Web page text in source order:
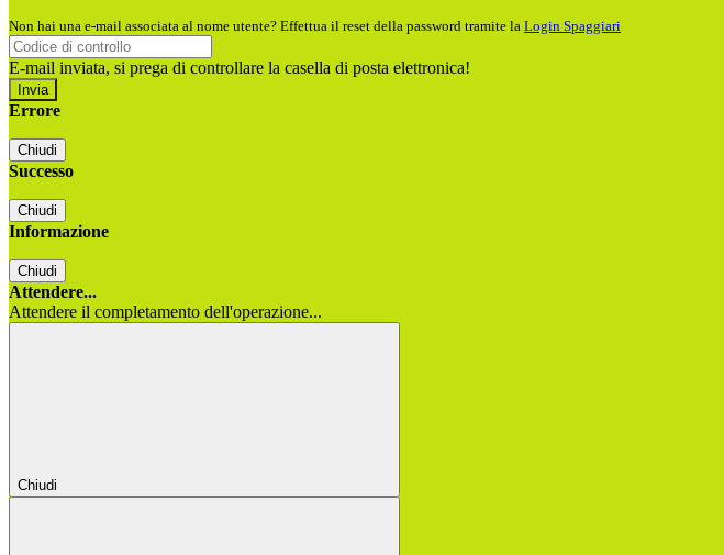
Non hai una e-mail associata al nome utente? Effettua il reset della password tramite la Login Spaggiari
E-mail inviata, si prega di controllare la casella di posta elettronica!
Errore
Chiudi
Successo
Chiudi
Informazione
Chiudi
Attendere...
Attendere il completamento dell'operazione...
Chiudi